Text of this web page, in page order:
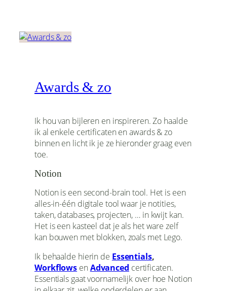
Awards & zo
Ik hou van bijleren en inspireren. Zo haalde
ik al enkele certificaten en awards & zo
binnen en licht ik je ze hieronder graag even
toe.
Notion
Notion is een second-brain tool. Het is een
alles-in-één digitale tool waar je notities,
taken, databases, projecten, … in kwijt kan.
Het is een kasteel dat je als het ware zelf
kan bouwen met blokken, zoals met Lego.
Ik behaalde hierin de Essentials,
Workflows enAdvanced certificaten.
Essentials gaat voornamelijk over hoe Notion